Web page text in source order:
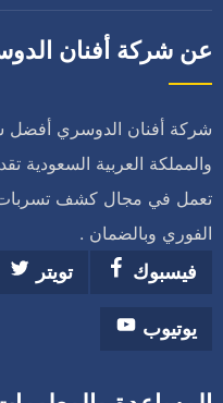
عن شركة أفنان
شركة أفنان الدوسري أفضل
والمملكة العربية السعودية
تعمل في مجال كشف تسربات
الفوري وبالضمان .
فيسبوك
تويتر
يوتيوب